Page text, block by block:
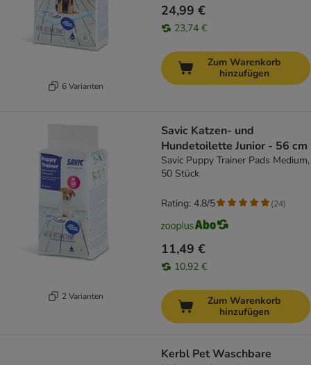
6 Varianten
24,99 €
23,74 €
Zum Warenkorb
hinzufügen
2 Varianten
Savic Katzen- und
Hundetoilette Junior - 56 cm
Savic Puppy Trainer Pads Medium,
50 Stück
11,49 €
10,92 €
Rating: 4.8/5 (24)
Zum Warenkorb
hinzufügen
Kerbl Pet Waschbare